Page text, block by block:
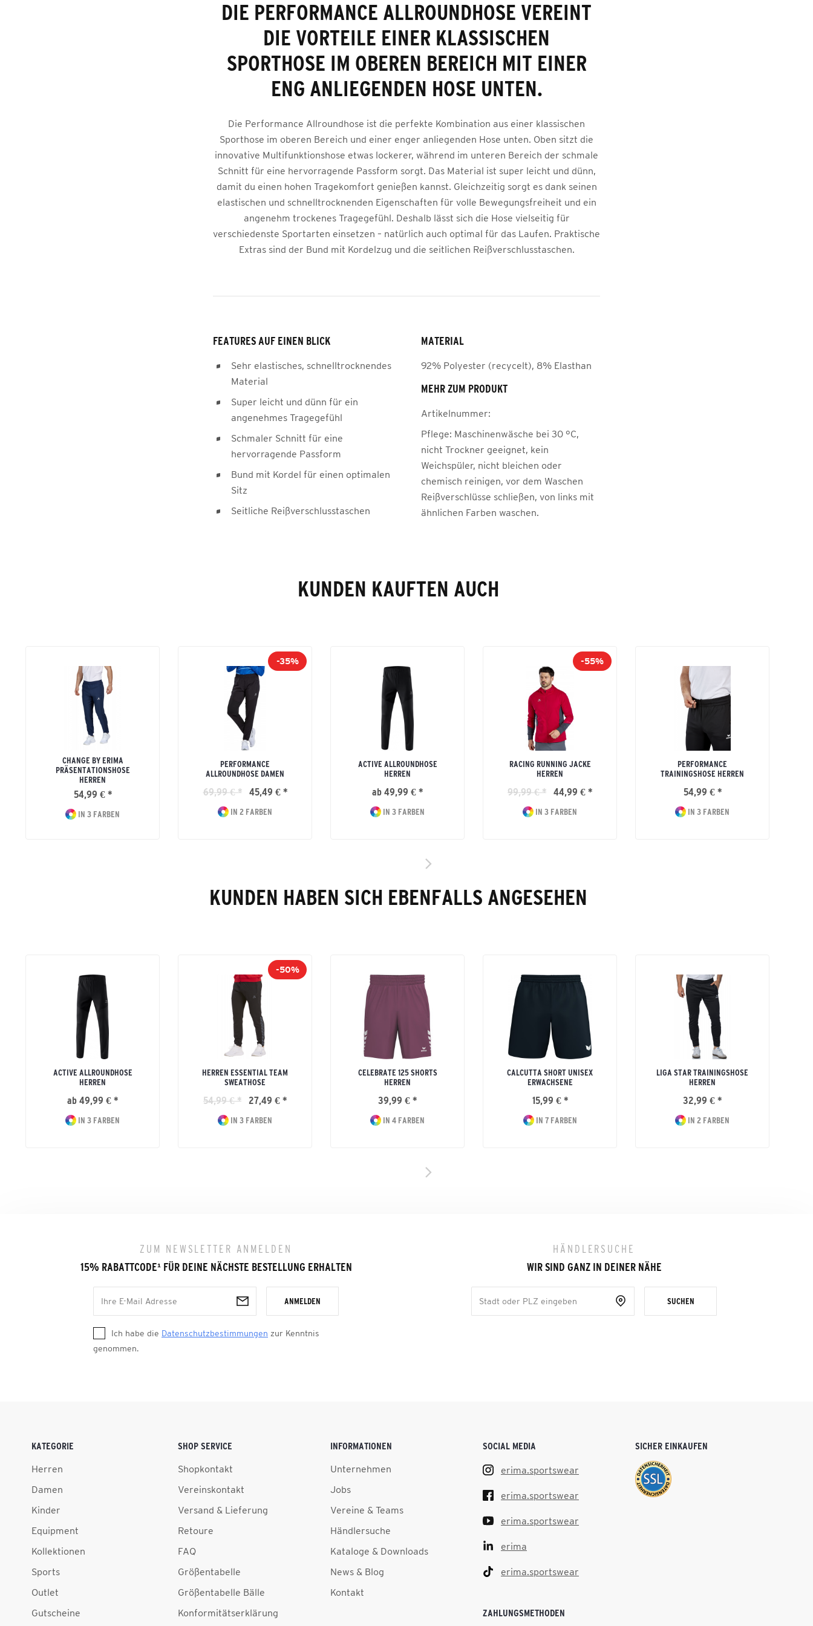
DIE PERFORMANCE ALLROUNDHOSE VEREINT
DIE VORTEILE EINER KLASSISCHEN
SPORTHOSE IM OBEREN BEREICH MIT EINER
ENG ANLIEGENDEN HOSE UNTEN.
Die Performance Allroundhose ist die perfekte Kombination aus einer klassischen
Sporthose im oberen Bereich und einer enger anliegenden Hose unten. Oben sitzt die
innovative Multifunktionshose etwas lockerer, während im unteren Bereich der schmale
Schnitt für eine hervorragende Passform sorgt. Das Material ist super leicht und dünn,
damit du einen hohen Tragekomfort genießen kannst. Gleichzeitig sorgt es dank seinen
elastischen und schnelltrocknenden Eigenschaften für volle Bewegungsfreiheit und ein
angenehm trockenes Tragegefühl. Deshalb lässt sich die Hose vielseitig für
verschiedenste Sportarten einsetzen – natürlich auch optimal für das Laufen. Praktische
Extras sind der Bund mit Kordelzug und die seitlichen Reißverschlusstaschen.
FEATURES AUF EINEN BLICK
Sehr elastisches, schnelltrocknendes
Material
Super leicht und dünn für ein
angenehmes Tragegefühl
Schmaler Schnitt für eine
hervorragende Passform
Bund mit Kordel für einen optimalen
Sitz
Seitliche Reißverschlusstaschen
MATERIAL
92% Polyester (recycelt), 8% Elasthan
MEHR ZUM PRODUKT
Artikelnummer:
Pflege: Maschinenwäsche bei 30 °C,
nicht Trockner geeignet, kein
Weichspüler, nicht bleichen oder
chemisch reinigen, vor dem Waschen
Reißverschlüsse schließen, von links mit
ähnlichen Farben waschen.
KUNDEN KAUFTEN AUCH
CHANGE BY ERIMA
PRÄSENTATIONSHOSE
HERREN
54,99 € *
IN 3 FARBEN
-35%
PERFORMANCE
ALLROUNDHOSE DAMEN
69,99 € * 45,49 € *
IN 2 FARBEN
ACTIVE ALLROUNDHOSE
HERREN
ab 49,99 € *
IN 3 FARBEN
-55%
RACING RUNNING JACKE
HERREN
99,99 € * 44,99 € *
IN 3 FARBEN
PERFORMANCE
TRAININGSHOSE HERREN
54,99 € *
IN 3 FARBEN
KUNDEN HABEN SICH EBENFALLS ANGESEHEN
ACTIVE ALLROUNDHOSE
HERREN
ab 49,99 € *
IN 3 FARBEN
-50%
HERREN ESSENTIAL TEAM
SWEATHOSE
54,99 € * 27,49 € *
IN 3 FARBEN
CELEBRATE 125 SHORTS
HERREN
39,99 € *
IN 4 FARBEN
CALCUTTA SHORT UNISEX
ERWACHSENE
15,99 € *
IN 7 FARBEN
LIGA STAR TRAININGSHOSE
HERREN
32,99 € *
IN 2 FARBEN
ZUM NEWSLETTER ANMELDEN
15% RABATTCODE¹FÜR DEINE NÄCHSTE BESTELLUNG ERHALTEN
ANMELDEN
Ich habe die Datenschutzbestimmungen zur Kenntnis
genommen.
HÄNDLERSUCHE
WIR SIND GANZ IN DEINER NÄHE
SUCHEN
KATEGORIE
Herren
Damen
Kinder
Equipment
Kollektionen
Sports
Outlet
Gutscheine
SHOP SERVICE
Shopkontakt
Vereinskontakt
Versand & Lieferung
Retoure
FAQ
Größentabelle
Größentabelle Bälle
Konformitätserklärung
INFORMATIONEN
Unternehmen
Jobs
Vereine & Teams
Händlersuche
Kataloge & Downloads
News & Blog
Kontakt
SOCIAL MEDIA
erima.sportswear
erima.sportswear
erima.sportswear
erima
erima.sportswear
ZAHLUNGSMETHODEN
SICHER EINKAUFEN